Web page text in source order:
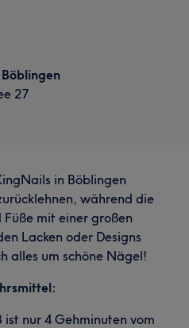
27
in Böblingen
während die
mit einer großen
Lacken oder Designs
alles um schöne Nägel!
nur 4 Gehminuten vom